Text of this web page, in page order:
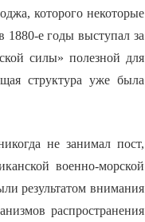
которого некоторые
1880-е годы выступал за
силы» полезной для
структура уже была
не занимал пост,
военно-морской
результатом внимания
распространения